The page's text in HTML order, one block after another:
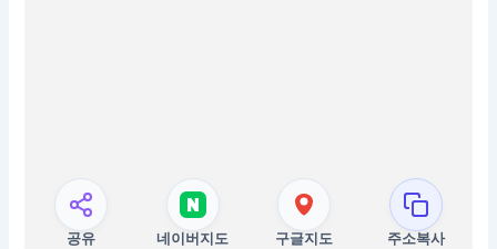
공유 네이버지도 구글지도 주소복사